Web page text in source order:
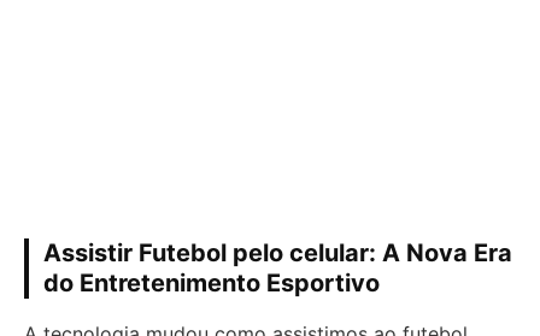
Assistir Futebol pelo celular: A Nova Era
do Entretenimento Esportivo